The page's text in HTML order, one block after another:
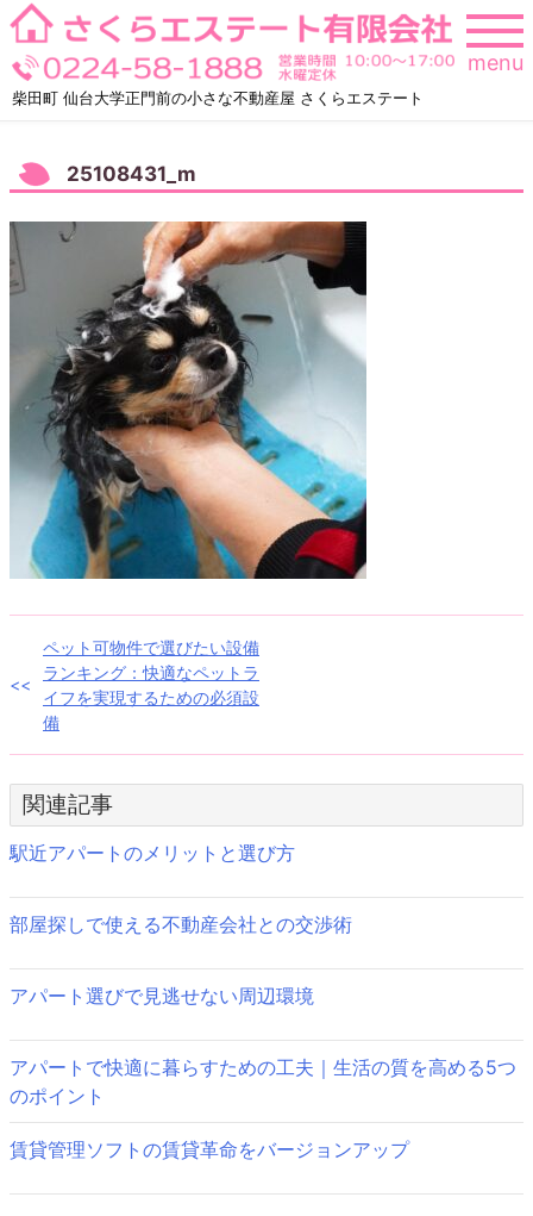
Skip
to
content
柴田町 仙台大学正門前の小さな不動産屋 さくらエステート
menu
25108431_m
稿
ビ
ゲ
ー
シ
ン
ペット可物件で選びたい設備
ランキング：快適なペットラ
イフを実現するための必須設
備
関連記事
駅近アパートのメリットと選び方
部屋探しで使える不動産会社との交渉術
アパート選びで見逃せない周辺環境
アパートで快適に暮らすための工夫｜生活の質を高める5つ
のポイント
賃貸管理ソフトの賃貸革命をバージョンアップ